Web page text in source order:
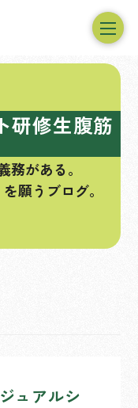
研修生腹筋
がある。
願うブログ。
ュアルシ